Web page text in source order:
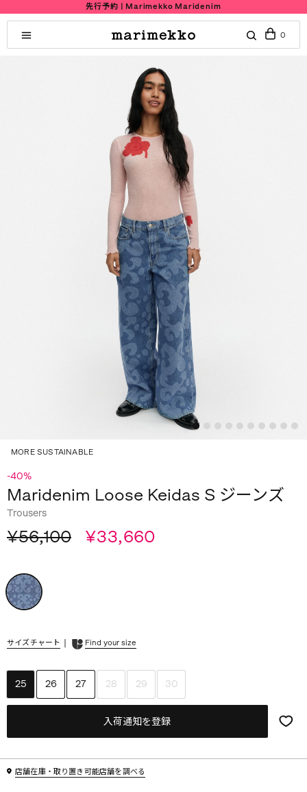
先行予約 | Marimekko Maridenim
0
MORE SUSTAINABLE
-40%
Maridenim Loose Keidas S ジーンズ
Trousers
¥56,100 ¥33,660
サイズチャート Find your size
25 26 27 28 29 30
入荷通知を登録
店舗在庫・取り置き可能店舗を調べる